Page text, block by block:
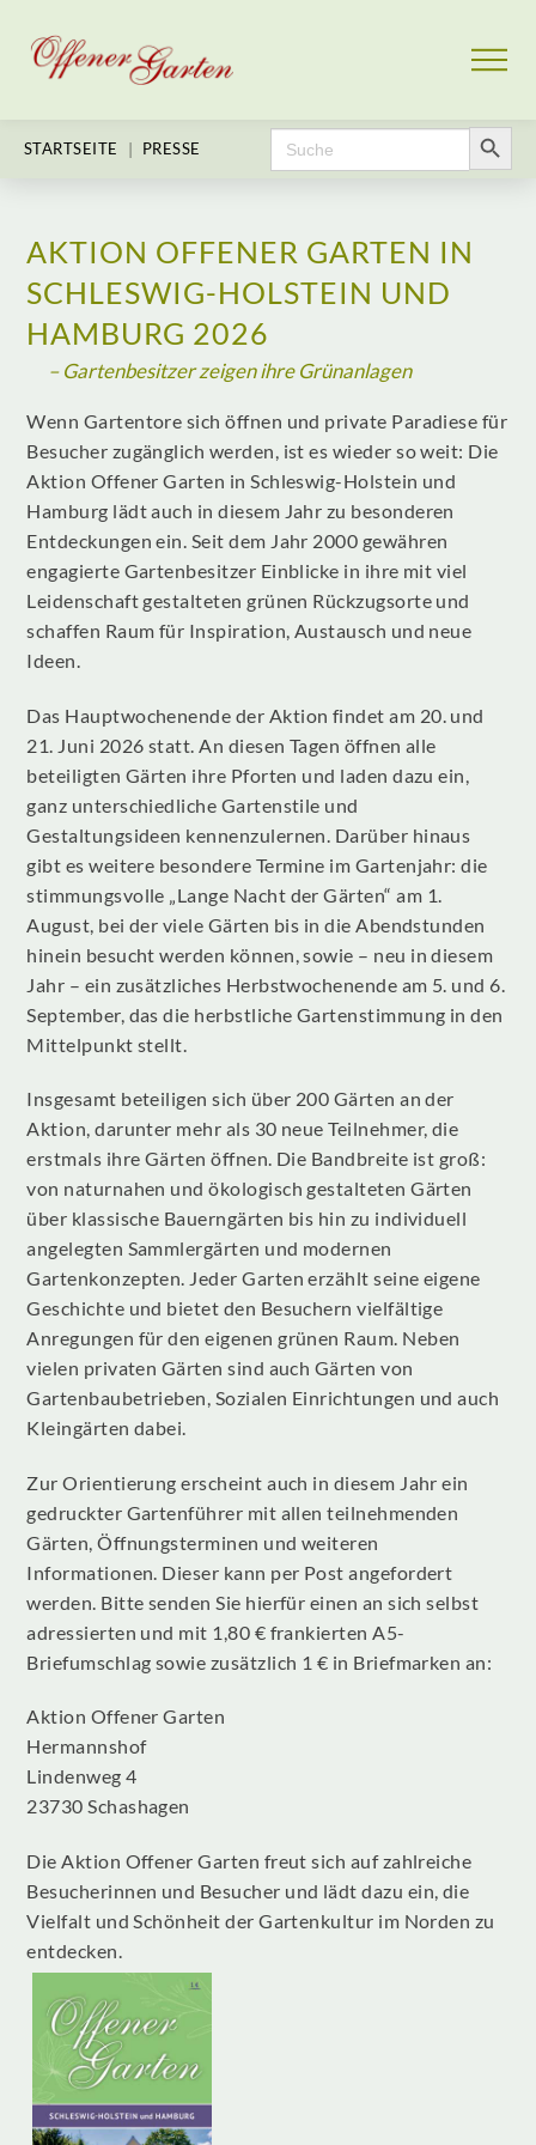
STARTSEITE | PRESSE
Search
for:
Search Button
AKTION OFFENER GARTEN IN
SCHLESWIG-HOLSTEIN UND
HAMBURG 2026
– Gartenbesitzer zeigen ihre Grünanlagen
Wenn Gartentore sich öffnen und private Paradiese für
Besucher zugänglich werden, ist es wieder so weit: Die
Aktion Offener Garten in Schleswig-Holstein und
Hamburg lädt auch in diesem Jahr zu besonderen
Entdeckungen ein. Seit dem Jahr 2000 gewähren
engagierte Gartenbesitzer Einblicke in ihre mit viel
Leidenschaft gestalteten grünen Rückzugsorte und
schaffen Raum für Inspiration, Austausch und neue
Ideen.
Das Hauptwochenende der Aktion findet am 20. und
21. Juni 2026 statt. An diesen Tagen öffnen alle
beteiligten Gärten ihre Pforten und laden dazu ein,
ganz unterschiedliche Gartenstile und
Gestaltungsideen kennenzulernen. Darüber hinaus
gibt es weitere besondere Termine im Gartenjahr: die
stimmungsvolle „Lange Nacht der Gärten“ am 1.
August, bei der viele Gärten bis in die Abendstunden
hinein besucht werden können, sowie – neu in diesem
Jahr – ein zusätzliches Herbstwochenende am 5. und 6.
September, das die herbstliche Gartenstimmung in den
Mittelpunkt stellt.
Insgesamt beteiligen sich über 200 Gärten an der
Aktion, darunter mehr als 30 neue Teilnehmer, die
erstmals ihre Gärten öffnen. Die Bandbreite ist groß:
von naturnahen und ökologisch gestalteten Gärten
über klassische Bauerngärten bis hin zu individuell
angelegten Sammlergärten und modernen
Gartenkonzepten. Jeder Garten erzählt seine eigene
Geschichte und bietet den Besuchern vielfältige
Anregungen für den eigenen grünen Raum. Neben
vielen privaten Gärten sind auch Gärten von
Gartenbaubetrieben, Sozialen Einrichtungen und auch
Kleingärten dabei.
Zur Orientierung erscheint auch in diesem Jahr ein
gedruckter Gartenführer mit allen teilnehmenden
Gärten, Öffnungsterminen und weiteren
Informationen. Dieser kann per Post angefordert
werden. Bitte senden Sie hierfür einen an sich selbst
adressierten und mit 1,80 € frankierten A5-
Briefumschlag sowie zusätzlich 1 € in Briefmarken an:
Aktion Offener Garten
Hermannshof
Lindenweg 4
23730 Schashagen
Die Aktion Offener Garten freut sich auf zahlreiche
Besucherinnen und Besucher und lädt dazu ein, die
Vielfalt und Schönheit der Gartenkultur im Norden zu
entdecken.